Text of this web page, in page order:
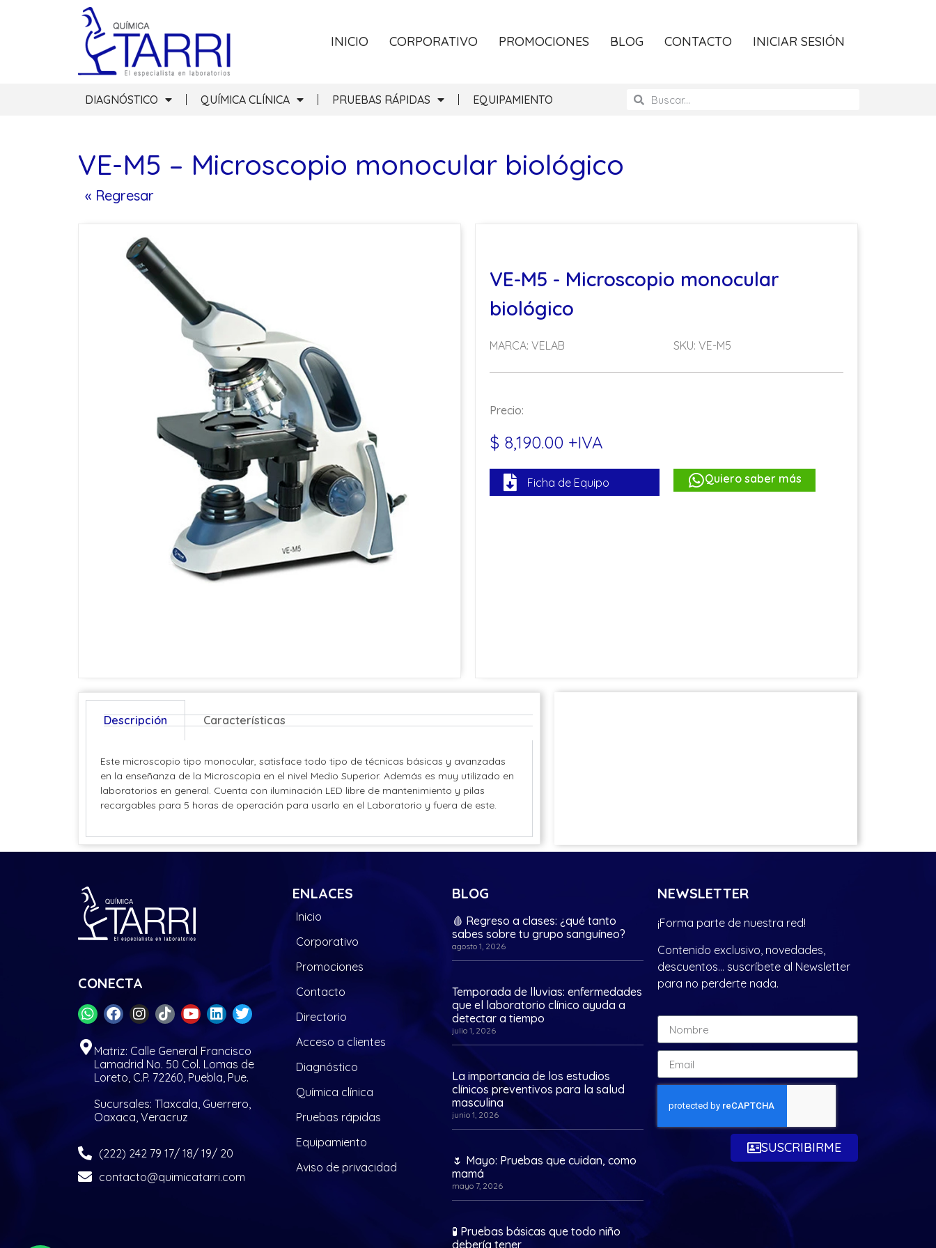
INICIO CORPORATIVO PROMOCIONES BLOG CONTACTO INICIAR SESIÓN
DIAGNÓSTICO QUÍMICA CLÍNICA PRUEBAS RÁPIDAS EQUIPAMIENTO
VE-M5 – Microscopio monocular biológico
« Regresar
VE-M5 - Microscopio monocular
biológico
MARCA: VELAB SKU: VE-M5
Precio:
$ 8,190.00 +IVA
Ficha de Equipo Quiero saber más
Descripción Características
Este microscopio tipo monocular, satisface todo tipo de técnicas básicas y avanzadas
en la enseñanza de la Microscopia en el nivel Medio Superior. Además es muy utilizado en
laboratorios en general. Cuenta con iluminación LED libre de mantenimiento y pilas
recargables para 5 horas de operación para usarlo en el Laboratorio y fuera de este.
CONECTA
Matriz: Calle General Francisco
Lamadrid No. 50 Col. Lomas de
Loreto, C.P. 72260, Puebla, Pue.
Sucursales: Tlaxcala, Guerrero,
Oaxaca, Veracruz
(222) 242 79 17/ 18/ 19/ 20
contacto@quimicatarri.com
ENLACES
Inicio
Corporativo
Promociones
Contacto
Directorio
Acceso a clientes
Diagnóstico
Química clínica
Pruebas rápidas
Equipamiento
Aviso de privacidad
BLOG
🩸 Regreso a clases: ¿qué tanto
sabes sobre tu grupo sanguíneo?
agosto 1, 2026
Temporada de lluvias: enfermedades
que el laboratorio clínico ayuda a
detectar a tiempo
julio 1, 2026
La importancia de los estudios
clínicos preventivos para la salud
masculina
junio 1, 2026
🌷 Mayo: Pruebas que cuidan, como
mamá
mayo 7, 2026
🧪 Pruebas básicas que todo niño
debería tener
NEWSLETTER
¡Forma parte de nuestra red!
Contenido exclusivo, novedades,
descuentos… suscríbete al Newsletter
para no perderte nada.
SUSCRIBIRME